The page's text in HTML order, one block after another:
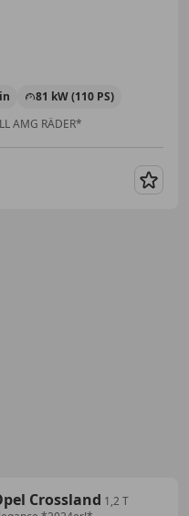
81 kW (110 PS)
AMG RÄDER*
Crossland 1,2 T